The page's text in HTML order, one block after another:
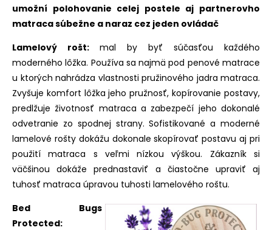
umožní polohovanie celej postele aj partnerovho
matraca súbežne a naraz cez jeden ovládač
Lamelový rošt: mal by byť súčasťou každého
moderného lôžka. Používa sa najmä pod penové matrace
u ktorých nahrádza vlastnosti pružinového jadra matraca.
Zvyšuje komfort lôžka jeho pružnosť, kopírovanie postavy,
predlžuje životnosť matraca a zabezpečí jeho dokonalé
odvetranie zo spodnej strany. Sofistikované a moderné
lamelové rošty dokážu dokonale skopírovať postavu aj pri
použití matraca s veľmi nízkou výškou. Zákazník si
väčšinou dokáže prednastaviť a čiastočne upraviť aj
tuhosť matraca úpravou tuhosti lamelového roštu.
Bed Bugs
Protected: